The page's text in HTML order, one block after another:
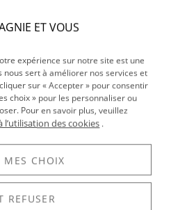
OFFERTS DÈS 150 € D’ACHAT
PRODUIT
ET VOUS
expérience sur notre site est une
nous sert à améliorer nos services et
sur « Accepter » pour consentir
choix » pour les personnaliser ou
Pour en savoir plus, veuillez
l’utilisation des cookies .
MES CHOIX
REFUSER